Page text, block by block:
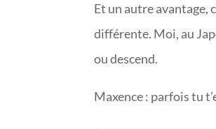
Et un autre avantage,
différente. Moi, au
ou descend.
Maxence : parfois tu